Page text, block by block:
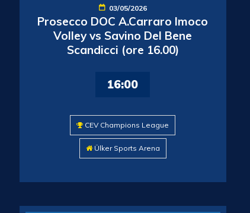
03/05/2026
Prosecco DOC A.Carraro Imoco
Volley vs Savino Del Bene
Scandicci (ore 16.00)
16:00
CEV Champions League
Ülker Sports Arena